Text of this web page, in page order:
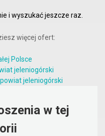
i wyszukać jeszcze raz.
więcej ofert:
Polsce
jeleniogórski
jeleniogórski
w tej